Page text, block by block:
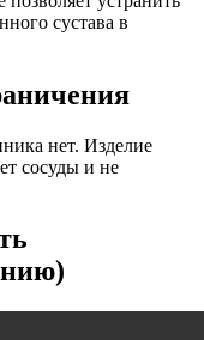
сустава в
нет. Изделие
сосуды и не